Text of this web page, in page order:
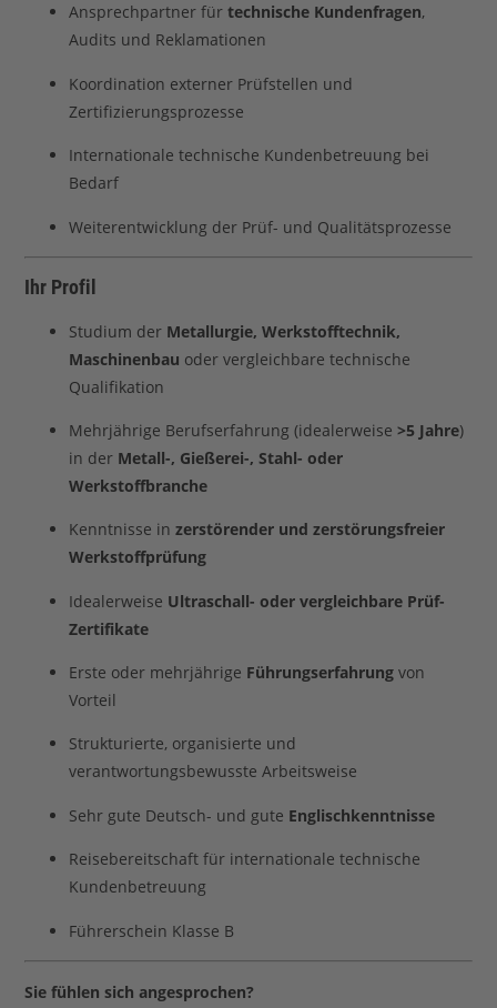
Ansprechpartner fürtechnische Kundenfragen,
Audits und Reklamationen
Koordination externer Prüfstellen und
Zertifizierungsprozesse
Internationale technische Kundenbetreuung bei
Bedarf
Weiterentwicklung der Prüf- und Qualitätsprozesse
Ihr Profil
Studium der Metallurgie, Werkstofftechnik,
Maschinenbau oder vergleichbare technische
Qualifikation
Mehrjährige Berufserfahrung (idealerweise>5 Jahre)
in der Metall-, Gießerei-, Stahl- oder
Werkstoffbranche
Kenntnisse inzerstörender und zerstörungsfreier
Werkstoffprüfung
Idealerweise Ultraschall- oder vergleichbare Prüf-
Zertifikate
Erste oder mehrjährige Führungserfahrung von
Vorteil
Strukturierte, organisierte und
verantwortungsbewusste Arbeitsweise
Sehr gute Deutsch- und gute Englischkenntnisse
Reisebereitschaft für internationale technische
Kundenbetreuung
Führerschein Klasse B
Sie fühlen sich angesprochen?